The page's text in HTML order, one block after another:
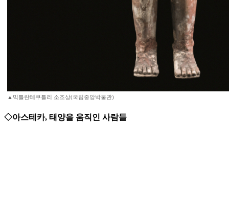
▲믹틀란테쿠틀리 소조상(국립중앙박물관)
◇아스테카, 태양을 움직인 사람들